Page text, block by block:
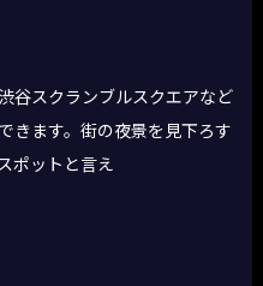
谷スクランブルスクエアなど
きます。街の夜景を見下ろす
ポットと言え